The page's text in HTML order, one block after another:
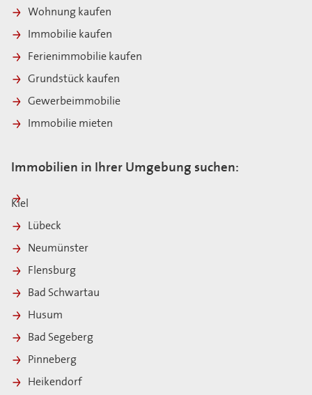
Wohnung kaufen
Immobilie kaufen
Ferienimmobilie kaufen
Grundstück kaufen
Gewerbeimmobilie
Immobilie mieten
Immobilien in Ihrer Umgebung suchen:
Kiel
Lübeck
Neumünster
Flensburg
Bad Schwartau
Husum
Bad Segeberg
Pinneberg
Heikendorf